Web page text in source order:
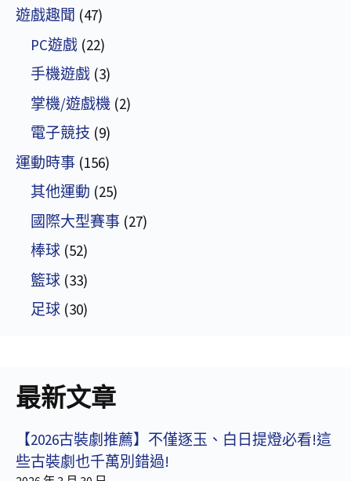
遊戲趣聞 (47)
PC遊戲 (22)
手機遊戲 (3)
掌機/遊戲機 (2)
電子競技 (9)
運動時事 (156)
其他運動 (25)
國際大型賽事 (27)
棒球 (52)
籃球 (33)
足球 (30)
最新文章
【2026古裝劇推薦】不僅逐玉、白日提燈必看!這
些古裝劇也千萬別錯過!